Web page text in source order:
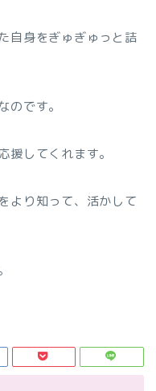
自身をぎゅぎゅっと詰
のです。
援してくれます。
より知って、活かして